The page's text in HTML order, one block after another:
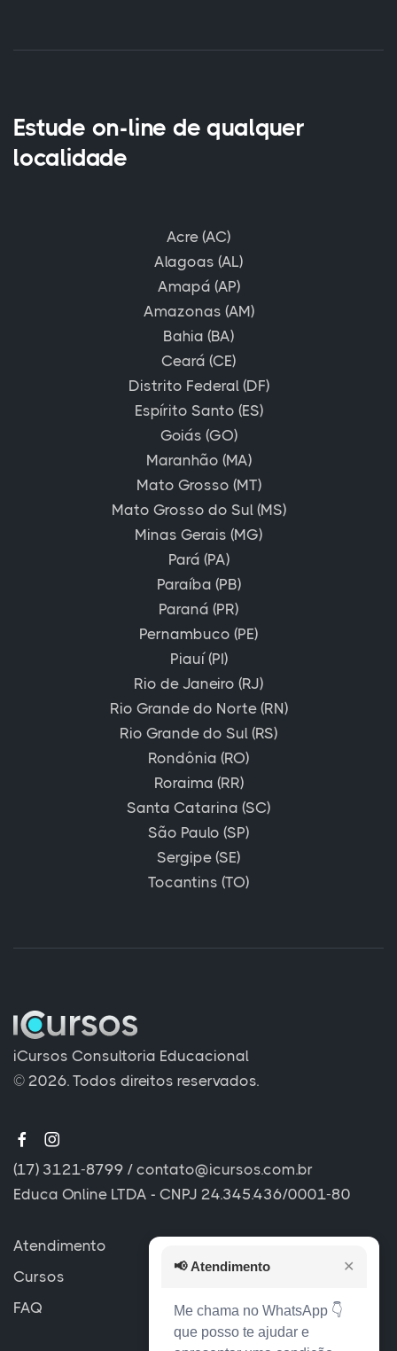
Estude on-line de qualquer
localidade
Acre (AC)
Alagoas (AL)
Amapá (AP)
Amazonas (AM)
Bahia (BA)
Ceará (CE)
Distrito Federal (DF)
Espírito Santo (ES)
Goiás (GO)
Maranhão (MA)
Mato Grosso (MT)
Mato Grosso do Sul (MS)
Minas Gerais (MG)
Pará (PA)
Paraíba (PB)
Paraná (PR)
Pernambuco (PE)
Piauí (PI)
Rio de Janeiro (RJ)
Rio Grande do Norte (RN)
Rio Grande do Sul (RS)
Rondônia (RO)
Roraima (RR)
Santa Catarina (SC)
São Paulo (SP)
Sergipe (SE)
Tocantins (TO)
iCursos Consultoria Educacional
© 2026. Todos direitos reservados.
(17) 3121-8799 / contato@icursos.com.br
Educa Online LTDA - CNPJ 24.345.436/0001-80
Atendimento
Cursos
FAQ
📢 Atendimento ✕
Me chama no WhatsApp 👇
que posso te ajudar e